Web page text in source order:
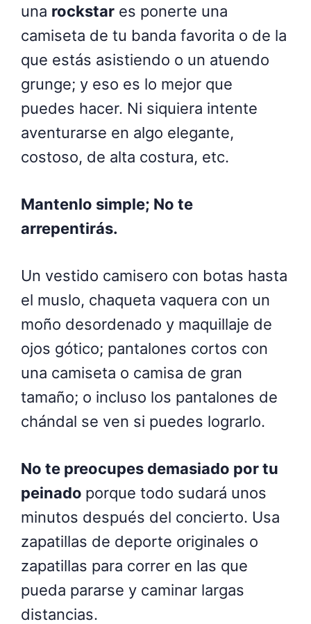
una rockstar es ponerte una
camiseta de tu banda favorita o de la
que estás asistiendo o un atuendo
grunge; y eso es lo mejor que
puedes hacer. Ni siquiera intente
aventurarse en algo elegante,
costoso, de alta costura, etc.
Mantenlo simple; No te
arrepentirás.
Un vestido camisero con botas hasta
el muslo, chaqueta vaquera con un
moño desordenado y maquillaje de
ojos gótico; pantalones cortos con
una camiseta o camisa de gran
tamaño; o incluso los pantalones de
chándal se ven si puedes lograrlo.
No te preocupes demasiado por tu
peinado porque todo sudará unos
minutos después del concierto. Usa
zapatillas de deporte originales o
zapatillas para correr en las que
pueda pararse y caminar largas
distancias.